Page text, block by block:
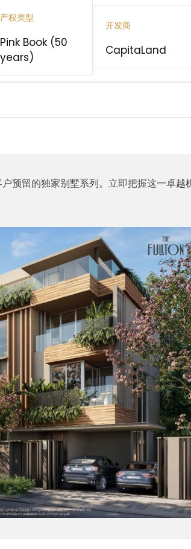
产权类型
Pink Book (50
years)
开发商
CapitaLand
预留的独家别墅系列。立即把握这一卓越